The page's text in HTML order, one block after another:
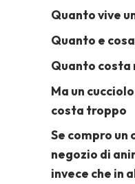
Quanto vive
Quanto e
Quanto costa
Ma un
costa troppo
Se compro un
negozio di
invece che in